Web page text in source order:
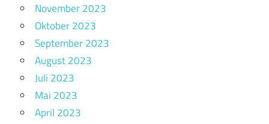
November 2023
Oktober 2023
September 2023
August 2023
Juli 2023
Mai 2023
April 2023